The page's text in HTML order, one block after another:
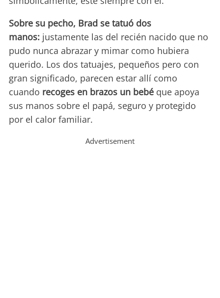
Sobre su pecho, Brad se tatuó dos
manos: justamente las del recién nacido que no
pudo nunca abrazar y mimar como hubiera
querido. Los dos tatuajes, pequeños pero con
gran significado, parecen estar allí como
cuando recoges en brazos un bebé que apoya
sus manos sobre el papá, seguro y protegido
por el calor familiar.
Advertisement